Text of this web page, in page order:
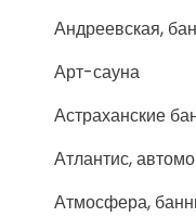
Андреевская,
Арт-сауна
Астраханские
Атлантис,
Атмосфера,